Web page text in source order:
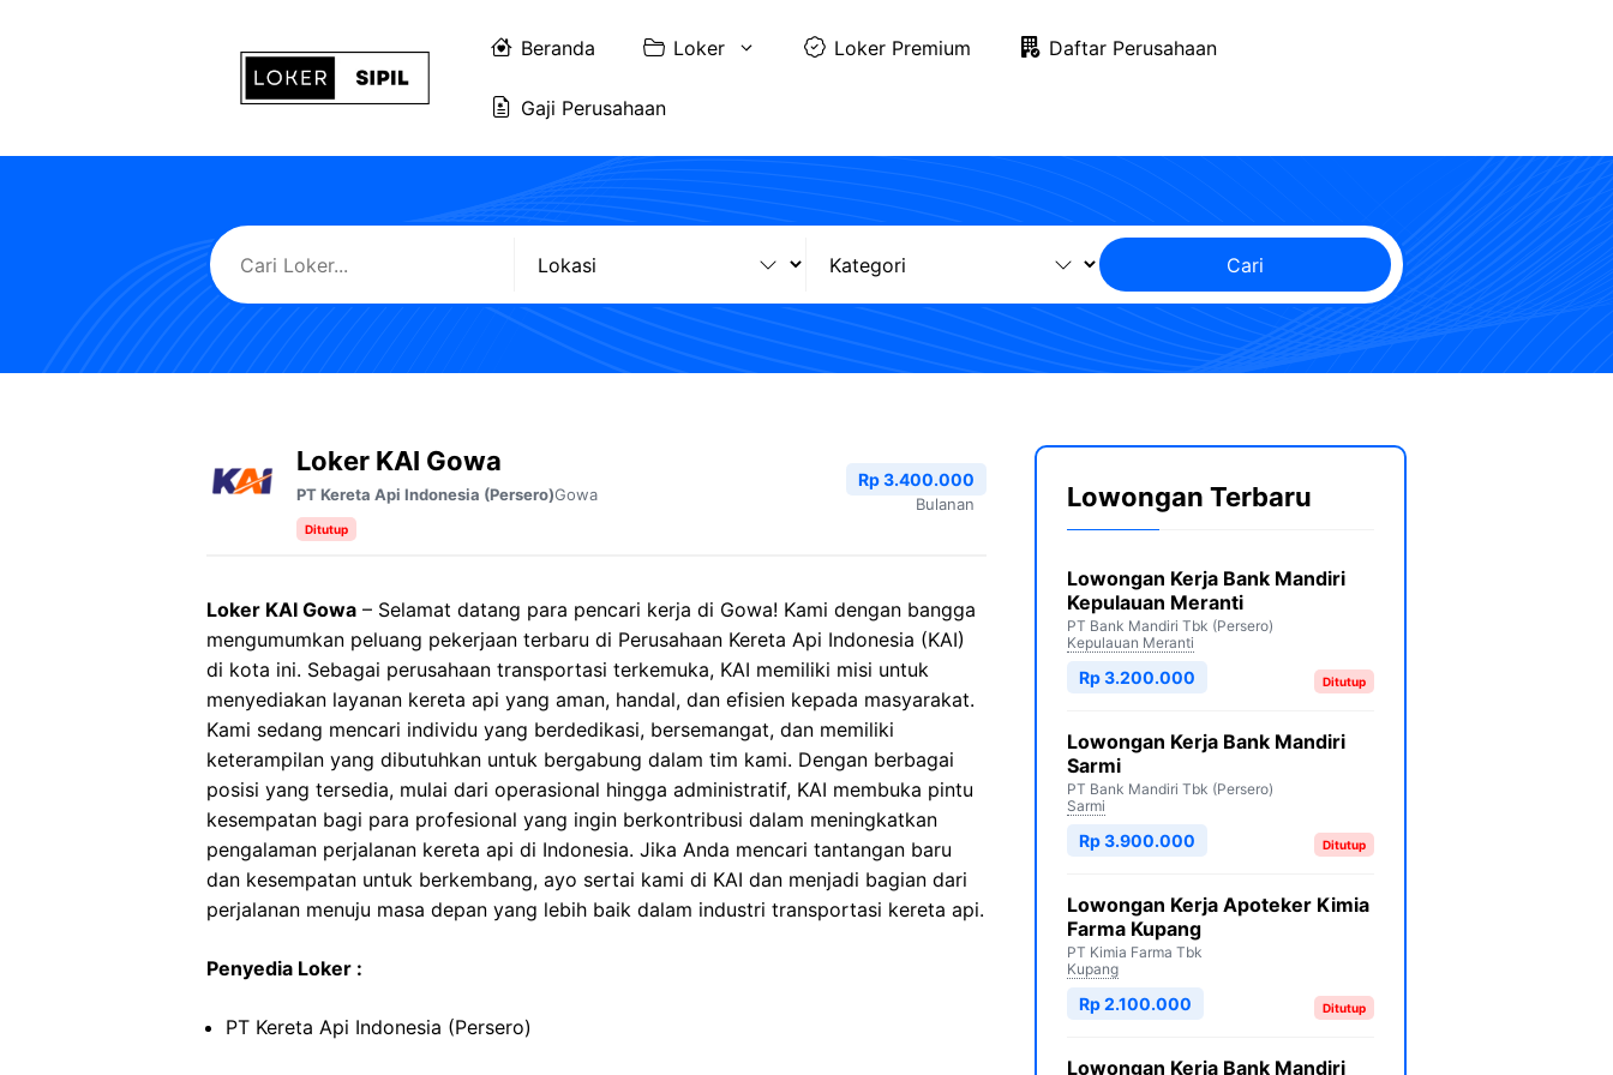
Beranda Loker Loker Premium Daftar Perusahaan
Gaji Perusahaan
Cari
Loker KAI Gowa
PT Kereta Api Indonesia (Persero)Gowa
Ditutup
Rp 3.400.000
Bulanan
Loker KAI Gowa – Selamat datang para pencari kerja di Gowa! Kami dengan bangga
mengumumkan peluang pekerjaan terbaru di Perusahaan Kereta Api Indonesia (KAI)
di kota ini. Sebagai perusahaan transportasi terkemuka, KAI memiliki misi untuk
menyediakan layanan kereta api yang aman, handal, dan efisien kepada masyarakat.
Kami sedang mencari individu yang berdedikasi, bersemangat, dan memiliki
keterampilan yang dibutuhkan untuk bergabung dalam tim kami. Dengan berbagai
posisi yang tersedia, mulai dari operasional hingga administratif, KAI membuka pintu
kesempatan bagi para profesional yang ingin berkontribusi dalam meningkatkan
pengalaman perjalanan kereta api di Indonesia. Jika Anda mencari tantangan baru
dan kesempatan untuk berkembang, ayo sertai kami di KAI dan menjadi bagian dari
perjalanan menuju masa depan yang lebih baik dalam industri transportasi kereta api.
Penyedia Loker :
PT Kereta Api Indonesia (Persero)
Lowongan Terbaru
Lowongan Kerja Bank Mandiri
Kepulauan Meranti
PT Bank Mandiri Tbk (Persero)
Kepulauan Meranti
Ditutup
Rp 3.200.000
Lowongan Kerja Bank Mandiri
Sarmi
PT Bank Mandiri Tbk (Persero)
Sarmi
Ditutup
Rp 3.900.000
Lowongan Kerja Apoteker Kimia
Farma Kupang
PT Kimia Farma Tbk
Kupang
Ditutup
Rp 2.100.000
Lowongan Kerja Bank Mandiri